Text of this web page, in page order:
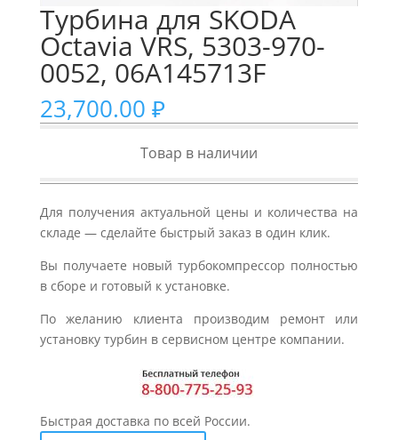
Турбина для SKODA
Octavia VRS, 5303-970-
0052, 06A145713F
23,700.00 ₽
Товар в наличии
Для получения актуальной цены и количества на
складе — сделайте быстрый заказ в один клик.
Вы получаете новый турбокомпрессор полностью
в сборе и готовый к установке.
По желанию клиента производим ремонт или
установку турбин в сервисном центре компании.
Быстрая доставка по всей России.